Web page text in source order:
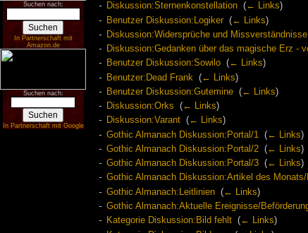
Suchen nach:
In Partnerschaft mit
Amazon.de
Suchen nach:
In Partnerschaft mit Google
Diskussion:Sternenkonstellation‎ (← Links)
Benutzer Diskussion:Logiker‎ (← Links)
Diskussion:Widersprüche und
Diskussion:Gedanken über das magische Erz -
Benutzer Diskussion:Sowilo‎ (← Links)
Benutzer:Dead Frank
(← Links)
Benutzer Diskussion:Gutemine‎ (← Links)
Diskussion:Orks
(← Links)
Diskussion:Varant‎ (← Links)
Gothic Almanach Diskussion:Portal/1
(← Links)
Gothic Almanach Diskussion:Portal/2‎ (← Links)
Gothic Almanach Diskussion:Portal/3‎ (← Links)
Gothic Almanach Diskussion:Artikel des Monats/
Gothic Almanach:Leitlinien‎ (← Links)
Gothic Almanach:Aktuelle Ereignisse/
Kategorie Diskussion:Bild fehlt‎ (← Links)